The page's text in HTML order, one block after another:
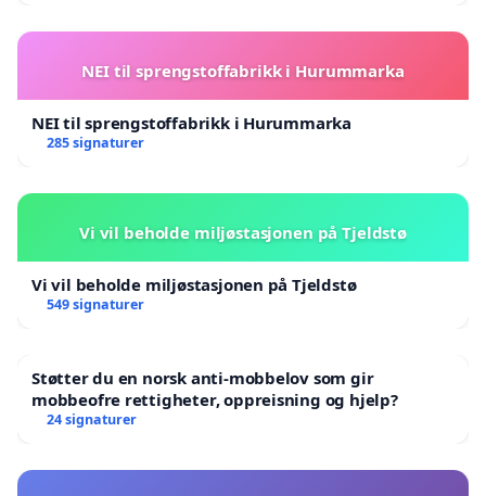
NEI til sprengstoffabrikk i Hurummarka
NEI til sprengstoffabrikk i Hurummarka
285 signaturer
Vi vil beholde miljøstasjonen på Tjeldstø
Vi vil beholde miljøstasjonen på Tjeldstø
549 signaturer
Støtter du en norsk anti-mobbelov som gir
mobbeofre rettigheter, oppreisning og hjelp?
24 signaturer